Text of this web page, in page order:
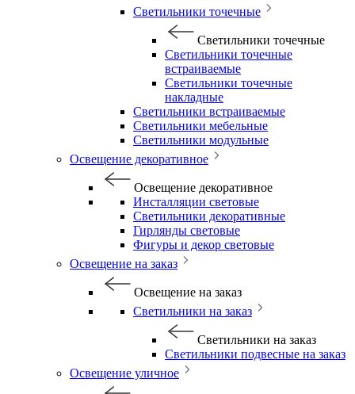
Светильники точечные
Светильники точечные
Светильники точечные
встраиваемые
Светильники точечные
накладные
Светильники встраиваемые
Светильники мебельные
Светильники модульные
Освещение декоративное
Освещение декоративное
Инсталляции световые
Светильники декоративные
Гирлянды световые
Фигуры и декор световые
Освещение на заказ
Освещение на заказ
Светильники на заказ
Светильники на заказ
Светильники подвесные на заказ
Освещение уличное